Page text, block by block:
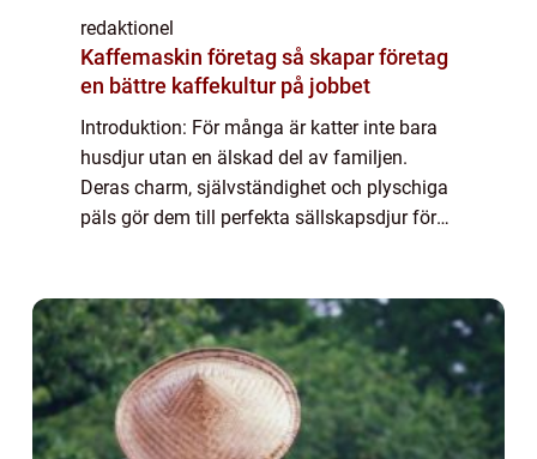
redaktionel
Kaffemaskin företag så skapar företag
en bättre kaffekultur på jobbet
Introduktion: För många är katter inte bara
husdjur utan en älskad del av familjen.
Deras charm, självständighet och plyschiga
päls gör dem till perfekta sällskapsdjur för